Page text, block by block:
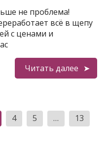
не проблема!
всё в щепу
с ценами и
Читать далее
4 5 …
13